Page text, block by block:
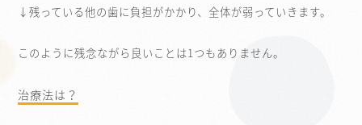
↓残っている他の歯に負担がかかり、全体が弱っていきます。
このように残念ながら良いことは1つもありません。
治療法は？